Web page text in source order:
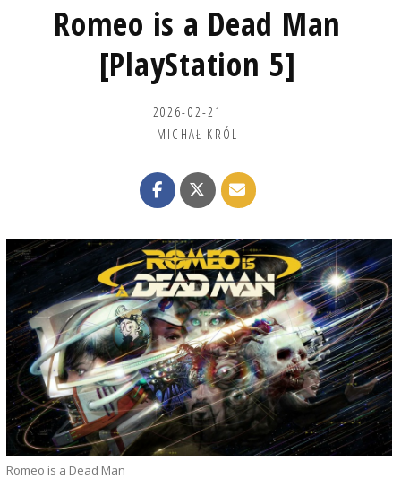
Romeo is a Dead Man
[PlayStation 5]
2026-02-21
MICHAŁ KRÓL
Romeo is a Dead Man